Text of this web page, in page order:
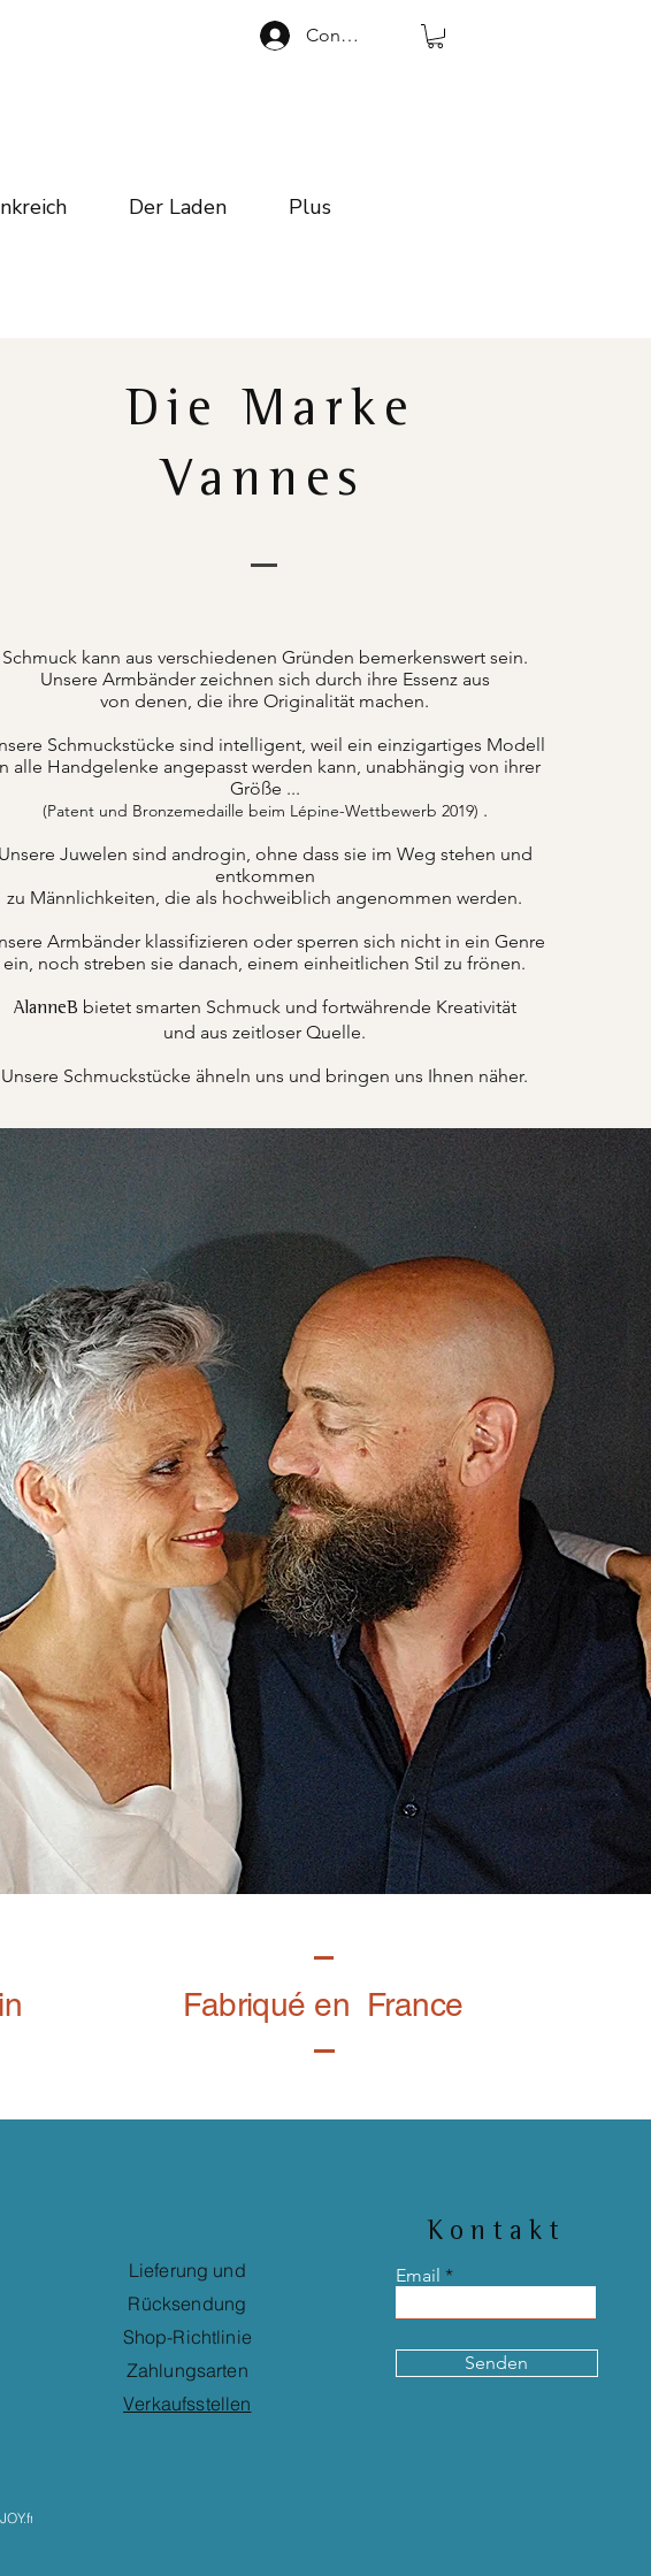
Connexion
Der Laden Plus
Die Marke
Vannes
Schmuck kann aus verschiedenen Gründen bemerkenswert sein.
Unsere Armbänder zeichnen sich durch ihre Essenz aus
von denen, die ihre Originalität machen.
Schmuckstücke sind intelligent, weil ein einzigartiges Modell
alle Handgelenke angepasst werden kann, unabhängig von ihrer
Größe ...
(Patent und Bronzemedaille beim Lépine-Wettbewerb 2019) .
Unsere Juwelen sind androgin, ohne dass sie im Weg stehen und
entkommen
zu Männlichkeiten, die als hochweiblich angenommen werden.
Armbänder klassifizieren oder sperren sich nicht in ein Genre
ein, noch streben sie danach, einem einheitlichen Stil zu frönen.
AlanneB bietet smarten Schmuck und fortwährende Kreativität
und aus zeitloser Quelle.
Unsere Schmuckstücke ähneln uns und bringen uns Ihnen näher.
Fabriqué en France
Lieferung und
Rücksendung
Shop-Richtlinie
Zahlungsarten
Verkaufsstellen
Kontakt
Email
Senden